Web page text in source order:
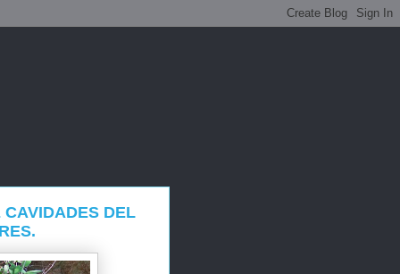
DEL